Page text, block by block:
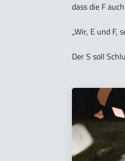
dass die F
„Wir, E und F,
Der S soll